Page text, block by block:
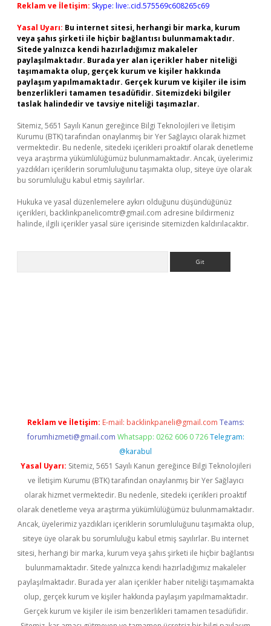
Reklam ve İletişim: Skype: live:.cid.575569c608265c69
Yasal Uyarı: Bu internet sitesi, herhangi bir marka, kurum
veya şahıs şirketi ile hiçbir bağlantısı bulunmamaktadır.
Sitede yalnızca kendi hazırladığımız makaleler
paylaşılmaktadır. Burada yer alan içerikler haber niteliği
taşımamakta olup, gerçek kurum ve kişiler hakkında
paylaşım yapılmamaktadır. Gerçek kurum ve kişiler ile isim
benzerlikleri tamamen tesadüfidir. Sitemizdeki bilgiler
taslak halindedir ve tavsiye niteliği taşımazlar.
Sitemiz, 5651 Sayılı Kanun gereğince Bilgi Teknolojileri ve İletişim
Kurumu (BTK) tarafından onaylanmış bir Yer Sağlayıcı olarak hizmet
vermektedir. Bu nedenle, sitedeki içerikleri proaktif olarak denetleme
veya araştırma yükümlülüğümüz bulunmamaktadır. Ancak, üyelerimiz
yazdıkları içeriklerin sorumluluğunu taşımakta olup, siteye üye olarak
bu sorumluluğu kabul etmiş sayılırlar.
Hukuka ve yasal düzenlemelere aykırı olduğunu düşündüğünüz
içerikleri, backlinkpanelicomtr@gmail.com adresine bildirmeniz
halinde, ilgili içerikler yasal süre içerisinde sitemizden kaldırılacaktır.
Reklam ve İletişim: E-mail: backlinkpaneli@gmail.com Teams:
forumhizmeti@gmail.com Whatsapp: 0262 606 0 726 Telegram:
@karabul
Yasal Uyarı: Sitemiz, 5651 Sayılı Kanun gereğince Bilgi Teknolojileri
ve İletişim Kurumu (BTK) tarafından onaylanmış bir Yer Sağlayıcı
olarak hizmet vermektedir. Bu nedenle, sitedeki içerikleri proaktif
olarak denetleme veya araştırma yükümlülüğümüz bulunmamaktadır.
Ancak, üyelerimiz yazdıkları içeriklerin sorumluluğunu taşımakta olup,
siteye üye olarak bu sorumluluğu kabul etmiş sayılırlar. Bu internet
sitesi, herhangi bir marka, kurum veya şahıs şirketi ile hiçbir bağlantısı
bulunmamaktadır. Sitede yalnızca kendi hazırladığımız makaleler
paylaşılmaktadır. Burada yer alan içerikler haber niteliği taşımamakta
olup, gerçek kurum ve kişiler hakkında paylaşım yapılmamaktadır.
Gerçek kurum ve kişiler ile isim benzerlikleri tamamen tesadüfidir.